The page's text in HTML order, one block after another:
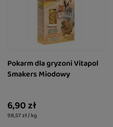
Pokarm dla gryzoni Vitapol
Smakers Miodowy
6,90 zł
98,57 zł / kg